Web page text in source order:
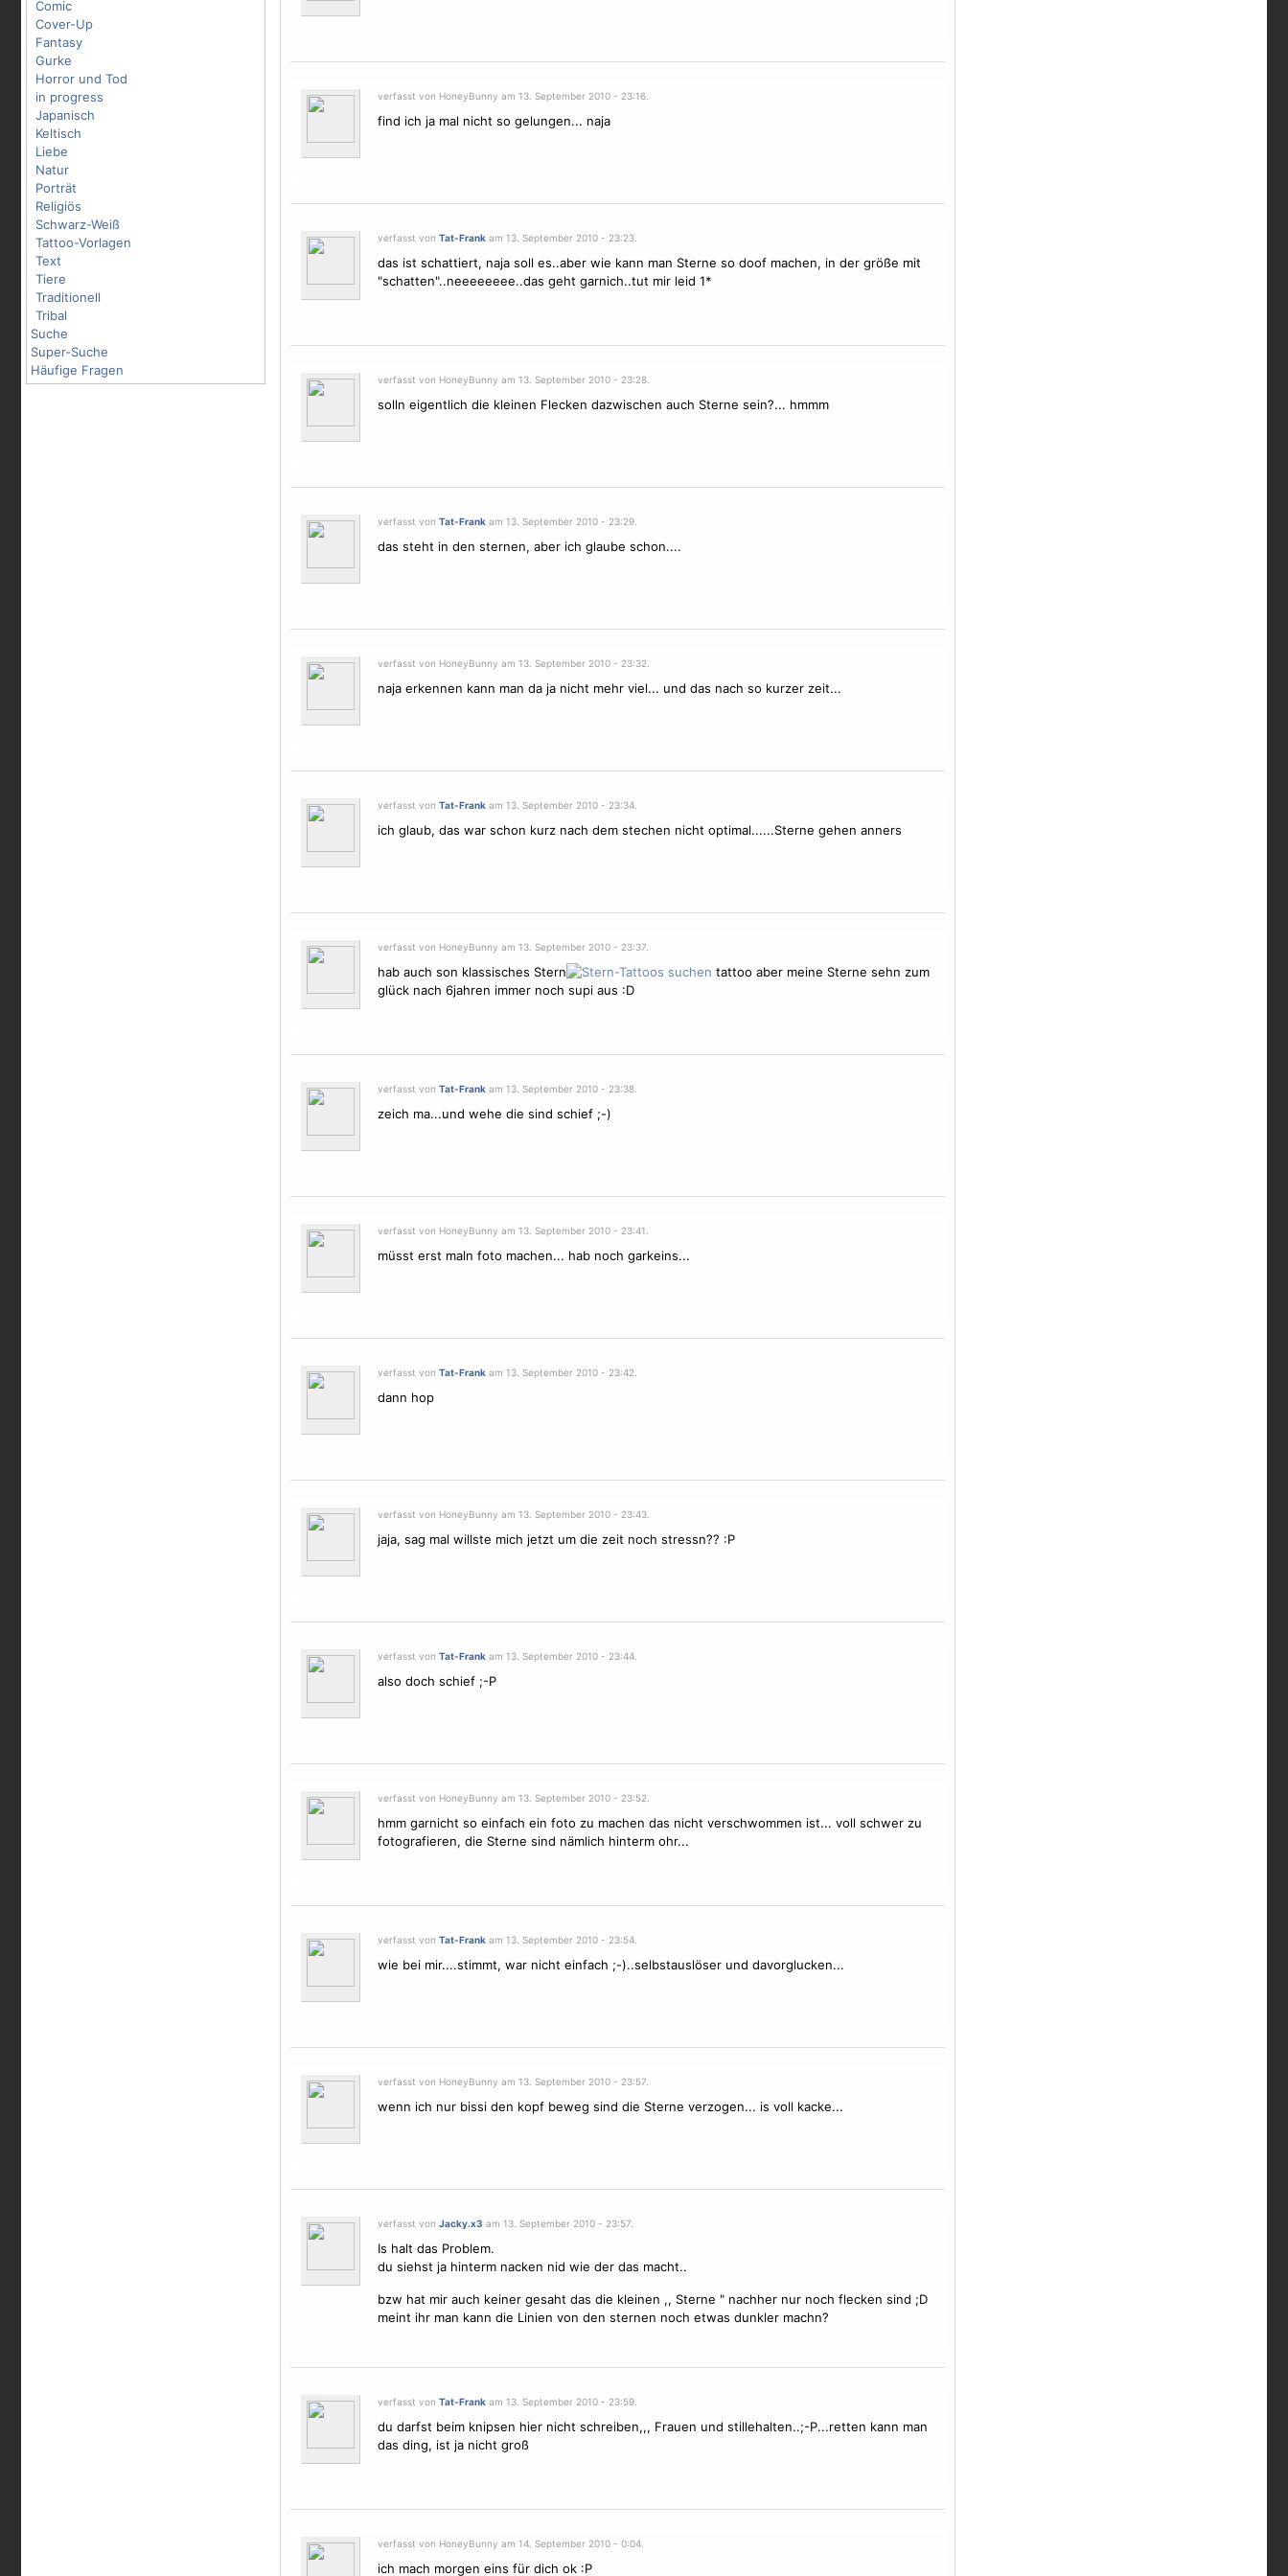
Comic
Cover-Up
Fantasy
Gurke
Horror und Tod
in progress
Japanisch
Keltisch
Liebe
Natur
Porträt
Religiös
Schwarz-Weiß
Tattoo-Vorlagen
Text
Tiere
Traditionell
Tribal
Suche
Super-Suche
Häufige Fragen
verfasst von HoneyBunny am 13. September 2010 - 23:16.
find ich ja mal nicht so gelungen... naja
verfasst von Tat-Frankam 13. September 2010 - 23:23.
das ist schattiert, naja soll es..aber wie kann man Sterne so doof machen, in der größe mit
"schatten"..neeeeeeee..das geht garnich..tut mir leid 1*
verfasst von HoneyBunny am 13. September 2010 - 23:28.
solln eigentlich die kleinen Flecken dazwischen auch Sterne sein?... hmmm
verfasst von Tat-Frankam 13. September 2010 - 23:29.
das steht in den sternen, aber ich glaube schon....
verfasst von HoneyBunny am 13. September 2010 - 23:32.
naja erkennen kann man da ja nicht mehr viel... und das nach so kurzer zeit...
verfasst von Tat-Frankam 13. September 2010 - 23:34.
ich glaub, das war schon kurz nach dem stechen nicht optimal......Sterne gehen anners
verfasst von HoneyBunny am 13. September 2010 - 23:37.
hab auch son klassisches Stern tattoo aber meine Sterne sehn zum
glück nach 6jahren immer noch supi aus :D
verfasst von Tat-Frankam 13. September 2010 - 23:38.
zeich ma...und wehe die sind schief ;-)
verfasst von HoneyBunny am 13. September 2010 - 23:41.
müsst erst maln foto machen... hab noch garkeins...
verfasst von Tat-Frankam 13. September 2010 - 23:42.
dann hop
verfasst von HoneyBunny am 13. September 2010 - 23:43.
jaja, sag mal willste mich jetzt um die zeit noch stressn?? :P
verfasst von Tat-Frankam 13. September 2010 - 23:44.
also doch schief ;-P
verfasst von HoneyBunny am 13. September 2010 - 23:52.
hmm garnicht so einfach ein foto zu machen das nicht verschwommen ist... voll schwer zu
fotografieren, die Sterne sind nämlich hinterm ohr...
verfasst von Tat-Frankam 13. September 2010 - 23:54.
wie bei mir....stimmt, war nicht einfach ;-)..selbstauslöser und davorglucken...
verfasst von HoneyBunny am 13. September 2010 - 23:57.
wenn ich nur bissi den kopf beweg sind die Sterne verzogen... is voll kacke...
verfasst von Jacky.x3 am 13. September 2010 - 23:57.
Is halt das Problem.
du siehst ja hinterm nacken nid wie der das macht..
bzw hat mir auch keiner gesaht das die kleinen ,, Sterne " nachher nur noch flecken sind ;D
meint ihr man kann die Linien von den sternen noch etwas dunkler machn?
verfasst von Tat-Frankam 13. September 2010 - 23:59.
du darfst beim knipsen hier nicht schreiben,,, Frauen und stillehalten..;-P...retten kann man
das ding, ist ja nicht groß
verfasst von HoneyBunny am 14. September 2010 - 0:04.
ich mach morgen eins für dich ok :P